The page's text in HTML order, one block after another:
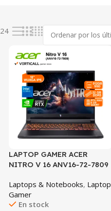
24
LAPTOP GAMER ACER
NITRO V 16 ANV16-72-7809
RAM 512GB SSD RTX 5060
8GB 16″ WUXGA IPS 165HZ
WINDOWS 11 INGLÉS
Laptops & Notebooks, Laptop
Gamer
En stock